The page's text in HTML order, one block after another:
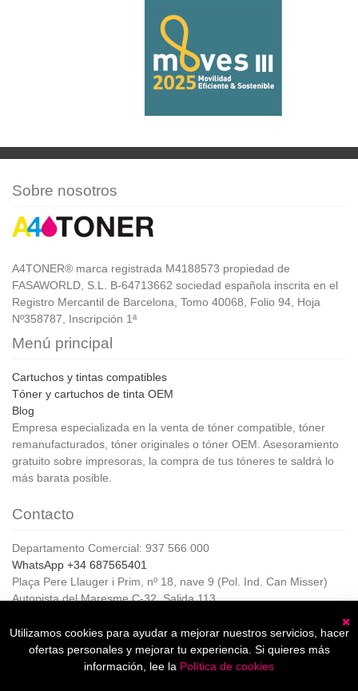
Sobre nosotros
A4TONER® marca registrada M4188573 propiedad de
FASAWORLD, S.L. B-64713662 sociedad española inscrita en el
Registro Mercantil de Barcelona, Tomo 40068, Folio 94, Hoja
Nº358787, Inscripción 1ª
Menú principal
Cartuchos y tintas compatibles
Tóner y cartuchos de tinta OEM
Blog
Empresa especializada en la venta de tóner compatible, tóner
remanufacturados, tóner originales o tóner OEM. Asesoramiento
gratuito sobre impresoras, la compra de tus tóneres te saldrá lo
más barata posible.
Contacto
Departamento Comercial: 937 566 000
WhatsApp +34 687565401
Plaça Pere Llauger i Prim, nº 18, nave 9 (Pol. Ind. Can Misser)
Autopista del Maresme C-32, Salida 113
Horario de Atención al cliente:
De lunes a jueves de 8:00 a 17:00,
Viernes de 8:00 a 15:00
Utilizamos cookies para ayudar a mejorar nuestros servicios, hacer
ofertas personales y mejorar tu experiencia. Si quieres más
información, lee la Política de cookies